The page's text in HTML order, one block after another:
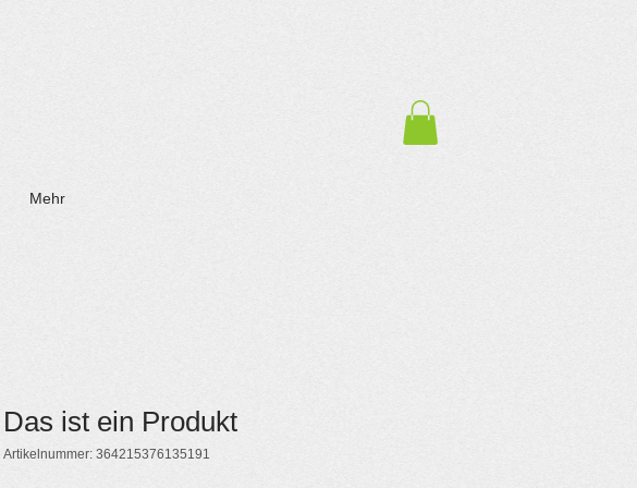
Mehr
Das ist ein Produkt
Artikelnummer: 364215376135191